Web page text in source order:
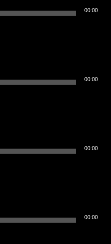
00:00
00:00
00:00
00:00